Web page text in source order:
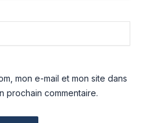
mon e-mail et mon site dans
prochain commentaire.